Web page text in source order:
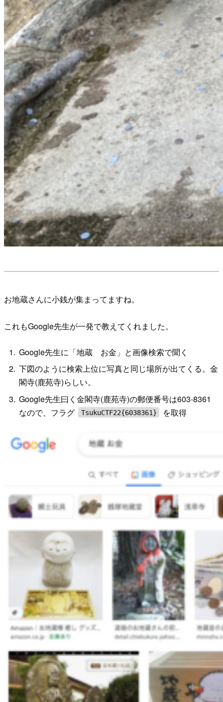
お地蔵さんに小銭が集まってますね。
これもGoogle先生が一発で教えてくれました。
Google先生に「地蔵 お金」と画像検索で聞く
下図のように検索上位に写真と同じ場所が出てくる。金
閣寺(鹿苑寺)らしい。
Google先生曰く金閣寺(鹿苑寺)の郵便番号は603-8361
なので、フラグ
TsukuCTF22{6038361} を取得